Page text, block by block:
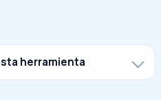
herramienta